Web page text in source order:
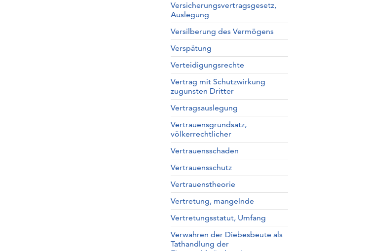
Versicherungsvertragsgesetz,
Auslegung
Versilberung des Vermögens
Verspätung
Verteidigungsrechte
Vertrag mit Schutzwirkung
zugunsten Dritter
Vertragsauslegung
Vertrauensgrundsatz,
völkerrechtlicher
Vertrauensschaden
Vertrauensschutz
Vertrauenstheorie
Vertretung, mangelnde
Vertretungsstatut, Umfang
Verwahren der Diebesbeute als
Tathandlung der